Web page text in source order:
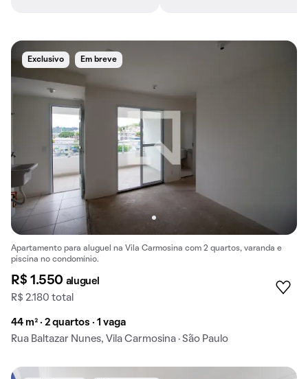
Exclusivo Em breve
Apartamento para aluguel na Vila Carmosina com 2 quartos, varanda e
piscina no condomínio.
R$ 1.550 aluguel
R$ 2.180 total
44 m² · 2 quartos · 1 vaga
Rua Baltazar Nunes, Vila Carmosina · São Paulo